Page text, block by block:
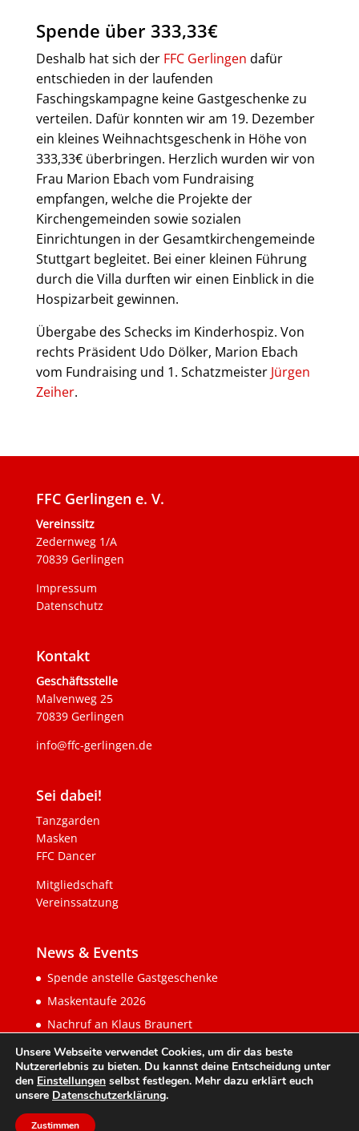
Spende über 333,33€
Deshalb hat sich der FFC Gerlingen dafür
entschieden in der laufenden
Faschingskampagne keine Gastgeschenke zu
verteilen. Dafür konnten wir am 19. Dezember
ein kleines Weihnachtsgeschenk in Höhe von
333,33€ überbringen. Herzlich wurden wir von
Frau Marion Ebach vom Fundraising
empfangen, welche die Projekte der
Kirchengemeinden sowie sozialen
Einrichtungen in der Gesamtkirchengemeinde
Stuttgart begleitet. Bei einer kleinen Führung
durch die Villa durften wir einen Einblick in die
Hospizarbeit gewinnen.
Übergabe des Schecks im Kinderhospiz. Von
rechts Präsident Udo Dölker, Marion Ebach
vom Fundraising und 1. Schatzmeister Jürgen
Zeiher.
FFC Gerlingen e. V.
Vereinssitz
Zedernweg 1/A
70839 Gerlingen
Impressum
Datenschutz
Kontakt
Geschäftsstelle
Malvenweg 25
70839 Gerlingen
info@ffc-gerlingen.de
Sei dabei!
Tanzgarden
Masken
FFC Dancer
Mitgliedschaft
Vereinssatzung
News & Events
Spende anstelle Gastgeschenke
Maskentaufe 2026
Nachruf an Klaus Braunert
Unsere Webseite verwendet Cookies, um dir das beste
Nutzererlebnis zu bieten. Du kannst deine Entscheidung unter
den Einstellungen selbst festlegen. Mehr dazu erklärt euch
unsere Datenschutzerklärung.
Zustimmen